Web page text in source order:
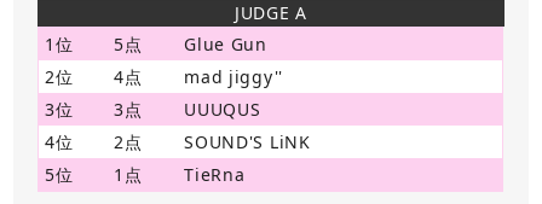
JUDGE A
1位
5点
Glue Gun
2位
4点
mad jiggy''
3位
3点
UUUQUS
4位
2点
SOUND'S LiNK
5位
1点 TieRna